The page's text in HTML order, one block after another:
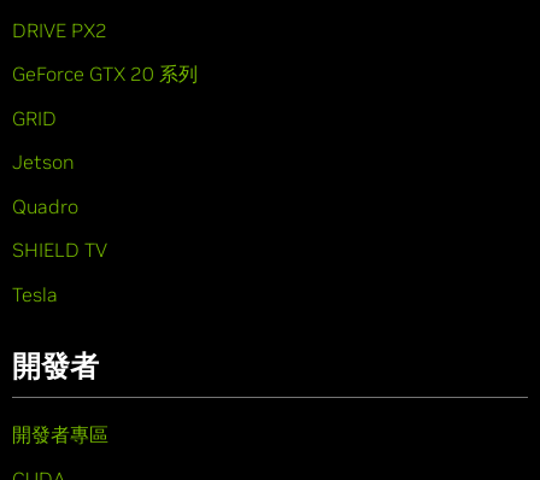
DRIVE PX2
GeForce GTX 20 系列
GRID
Jetson
Quadro
SHIELD TV
Tesla
開發者
開發者專區